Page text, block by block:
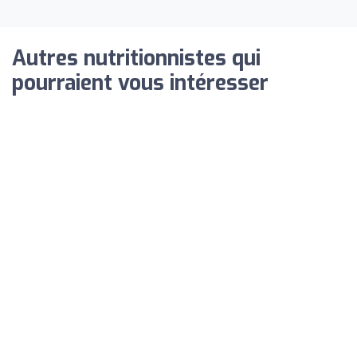
Autres nutritionnistes qui
pourraient vous intéresser